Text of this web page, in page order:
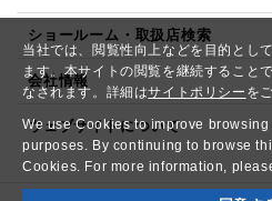
当社では、閲覧性向上などを目的とし
ます。本サイトの閲覧を継続すること
なされます。詳細はサイトポリシー を
We use Cookies to improve
purposes. By continuing to browse
Cookies. For more information,
ショールーム・取扱店検索
会社情報
ウェブサイトについて